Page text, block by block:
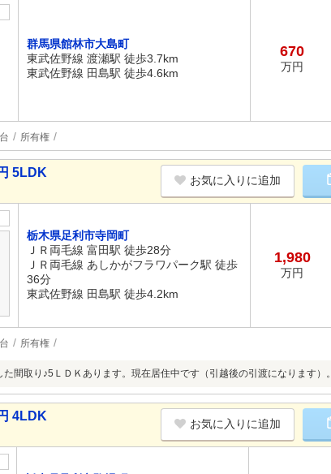
群馬県館林市大島町
東武佐野線 渡瀬駅 徒歩3.7km
東武佐野線 田島駅 徒歩4.6km
670
万円
所有権
5LDK
お気に入りに追加
栃木県足利市寺岡町
ＪＲ両毛線 富田駅 徒歩28分
ＪＲ両毛線 あしかがフラワパーク駅 徒歩
36分
東武佐野線 田島駅 徒歩4.2km
1,980
万円
所有権
た間取り♪5ＬＤＫあります。現在居住中です（引越後の引渡になります）。
4LDK
お気に入りに追加